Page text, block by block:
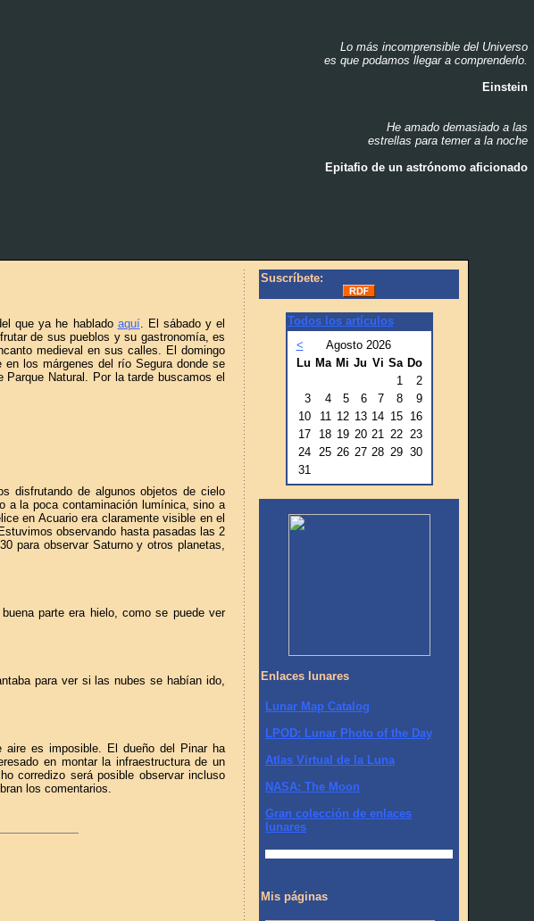
Lo más incomprensible del Universo
es que podamos llegar a comprenderlo.
Einstein
He amado demasiado a las
estrellas para temer a la noche
Epitafio de un astrónomo aficionado
que ya he hablado aquí. El sábado y el
de sus pueblos y su gastronomía, es
medieval en sus calles. El domingo
los márgenes del río Segura donde se
Natural. Por la tarde buscamos el
disfrutando de algunos objetos de cielo
a la poca contaminación lumínica, sino a
en Acuario era claramente visible en el
Estuvimos observando hasta pasadas las 2
para observar Saturno y otros planetas,
parte era hielo, como se puede ver
para ver si las nubes se habían ido,
es imposible. El dueño del Pinar ha
en montar la infraestructura de un
corredizo será posible observar incluso
los comentarios.
Suscríbete:
Todos los artículos
<
Agosto 2026
Lu Ma Mi Ju Vi Sa Do
1
2
3
4 5 6 7 8
9
10
11 12 13 14 15
16
17
18 19 20 21 22 23
24
25 26 27 28 29 30
31
Enlaces lunares
Lunar Map Catalog
LPOD: Lunar Photo of the Day
Atlas Virtual de la Luna
NASA: The Moon
Gran colección de enlaces
lunares
Mis páginas